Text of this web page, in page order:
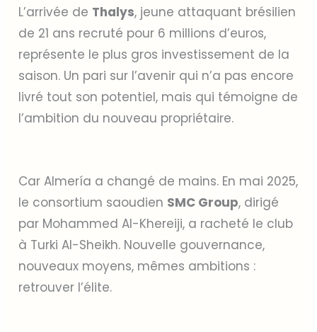
L’arrivée de Thalys, jeune attaquant brésilien
de 21 ans recruté pour 6 millions d’euros,
représente le plus gros investissement de la
saison. Un pari sur l’avenir qui n’a pas encore
livré tout son potentiel, mais qui témoigne de
l’ambition du nouveau propriétaire.
Car Almería a changé de mains. En mai 2025,
le consortium saoudien SMC Group, dirigé
par Mohammed Al-Khereiji, a racheté le club
à Turki Al-Sheikh. Nouvelle gouvernance,
nouveaux moyens, mêmes ambitions :
retrouver l’élite.